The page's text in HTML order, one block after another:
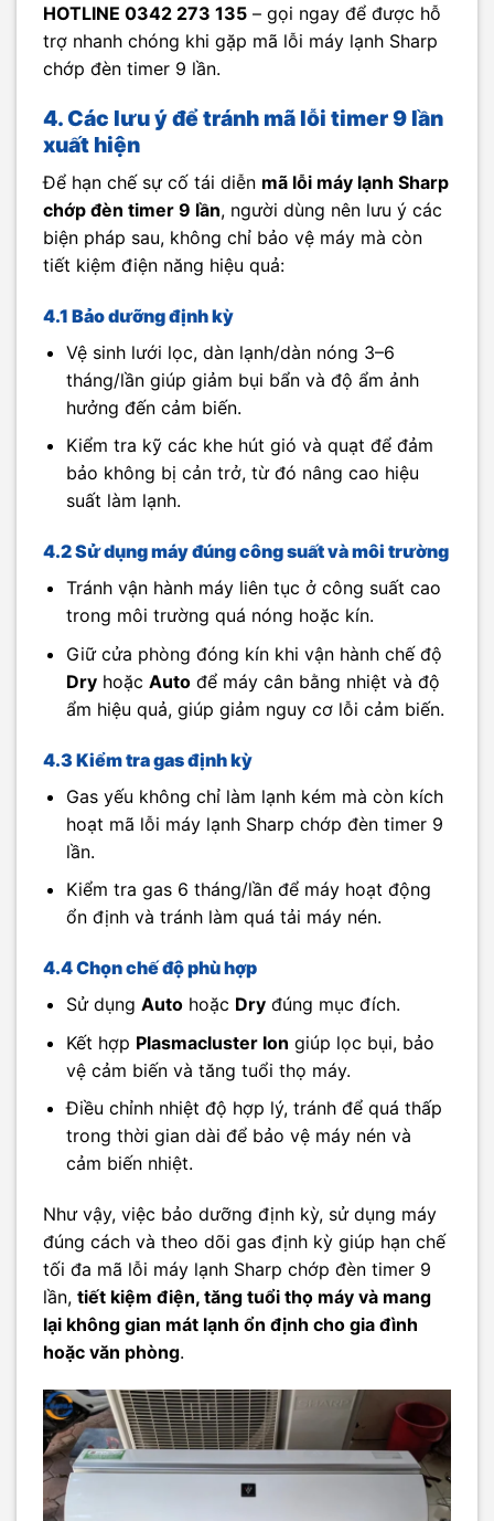
HOTLINE 0342 273 135 – gọi ngay để được hỗ
trợ nhanh chóng khi gặp mã lỗi máy lạnh Sharp
chớp đèn timer 9 lần.
4. Các lưu ý để tránh mã lỗi timer 9 lần
xuất hiện
Để hạn chế sự cố tái diễn mã lỗi máy lạnh Sharp
chớp đèn timer 9 lần, người dùng nên lưu ý các
biện pháp sau, không chỉ bảo vệ máy mà còn
tiết kiệm điện năng hiệu quả:
4.1 Bảo dưỡng định kỳ
Vệ sinh lưới lọc, dàn lạnh/dàn nóng 3–6
tháng/lần giúp giảm bụi bẩn và độ ẩm ảnh
hưởng đến cảm biến.
Kiểm tra kỹ các khe hút gió và quạt để đảm
bảo không bị cản trở, từ đó nâng cao hiệu
suất làm lạnh.
4.2 Sử dụng máy đúng công suất và môi trường
Tránh vận hành máy liên tục ở công suất cao
trong môi trường quá nóng hoặc kín.
Giữ cửa phòng đóng kín khi vận hành chế độ
Dryhoặc Autođể máy cân bằng nhiệt và độ
ẩm hiệu quả, giúp giảm nguy cơ lỗi cảm biến.
4.3 Kiểm tra gas định kỳ
Gas yếu không chỉ làm lạnh kém mà còn kích
hoạt mã lỗi máy lạnh Sharp chớp đèn timer 9
lần.
Kiểm tra gas 6 tháng/lần để máy hoạt động
ổn định và tránh làm quá tải máy nén.
4.4 Chọn chế độ phù hợp
Sử dụng Autohoặc Dryđúng mục đích.
Kết hợp Plasmacluster Ion giúp lọc bụi, bảo
vệ cảm biến và tăng tuổi thọ máy.
Điều chỉnh nhiệt độ hợp lý, tránh để quá thấp
trong thời gian dài để bảo vệ máy nén và
cảm biến nhiệt.
Như vậy, việc bảo dưỡng định kỳ, sử dụng máy
đúng cách và theo dõi gas định kỳ giúp hạn chế
tối đa mã lỗi máy lạnh Sharp chớp đèn timer 9
lần, tiết kiệm điện, tăng tuổi thọ máy và mang
lại không gian mát lạnh ổn định cho gia đình
hoặc văn phòng.